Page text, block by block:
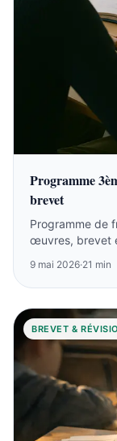
Programme
brevet
Programme de
œuvres, brevet
9 mai 2026·21 min
BREVET &